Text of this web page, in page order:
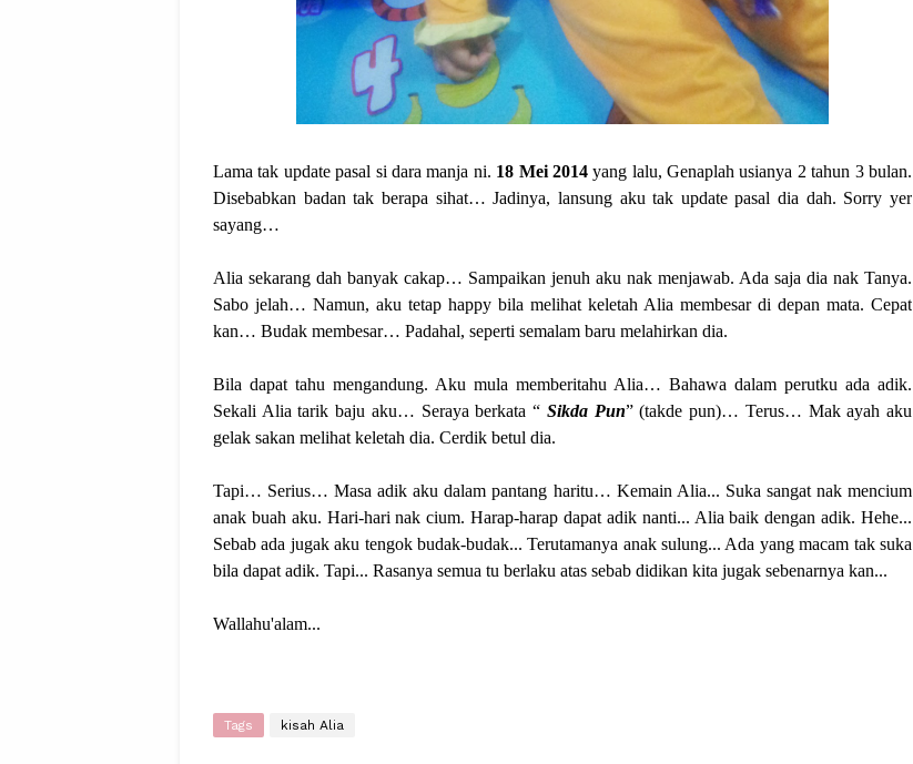
Lama tak update pasal si dara manja ni. 18 Mei 2014yang lalu, Genaplah usianya 2 tahun 3 bulan.
Disebabkan badan tak berapa sihat… Jadinya, lansung aku tak update pasal dia dah. Sorry yer
sayang…
Alia sekarang dah banyak cakap… Sampaikan jenuh aku nak menjawab. Ada saja dia nak Tanya.
Sabo jelah… Namun, aku tetap happy bila melihat keletah Alia membesar di depan mata. Cepat
kan… Budak membesar… Padahal, seperti semalam baru melahirkan dia.
Bila dapat tahu mengandung. Aku mula memberitahu Alia… Bahawa dalam perutku ada adik.
Sekali Alia tarik baju aku… Seraya berkata “ Sikda Pun” (takde pun)… Terus… Mak ayah aku
gelak sakan melihat keletah dia. Cerdik betul dia.
Tapi… Serius… Masa adik aku dalam pantang haritu… Kemain Alia... Suka sangat nak mencium
anak buah aku. Hari-hari nak cium. Harap-harap dapat adik nanti... Alia baik dengan adik. Hehe...
Sebab ada jugak aku tengok budak-budak... Terutamanya anak sulung... Ada yang macam tak suka
bila dapat adik. Tapi... Rasanya semua tu berlaku atas sebab didikan kita jugak sebenarnya kan...
Wallahu'alam...
Tags kisah Alia